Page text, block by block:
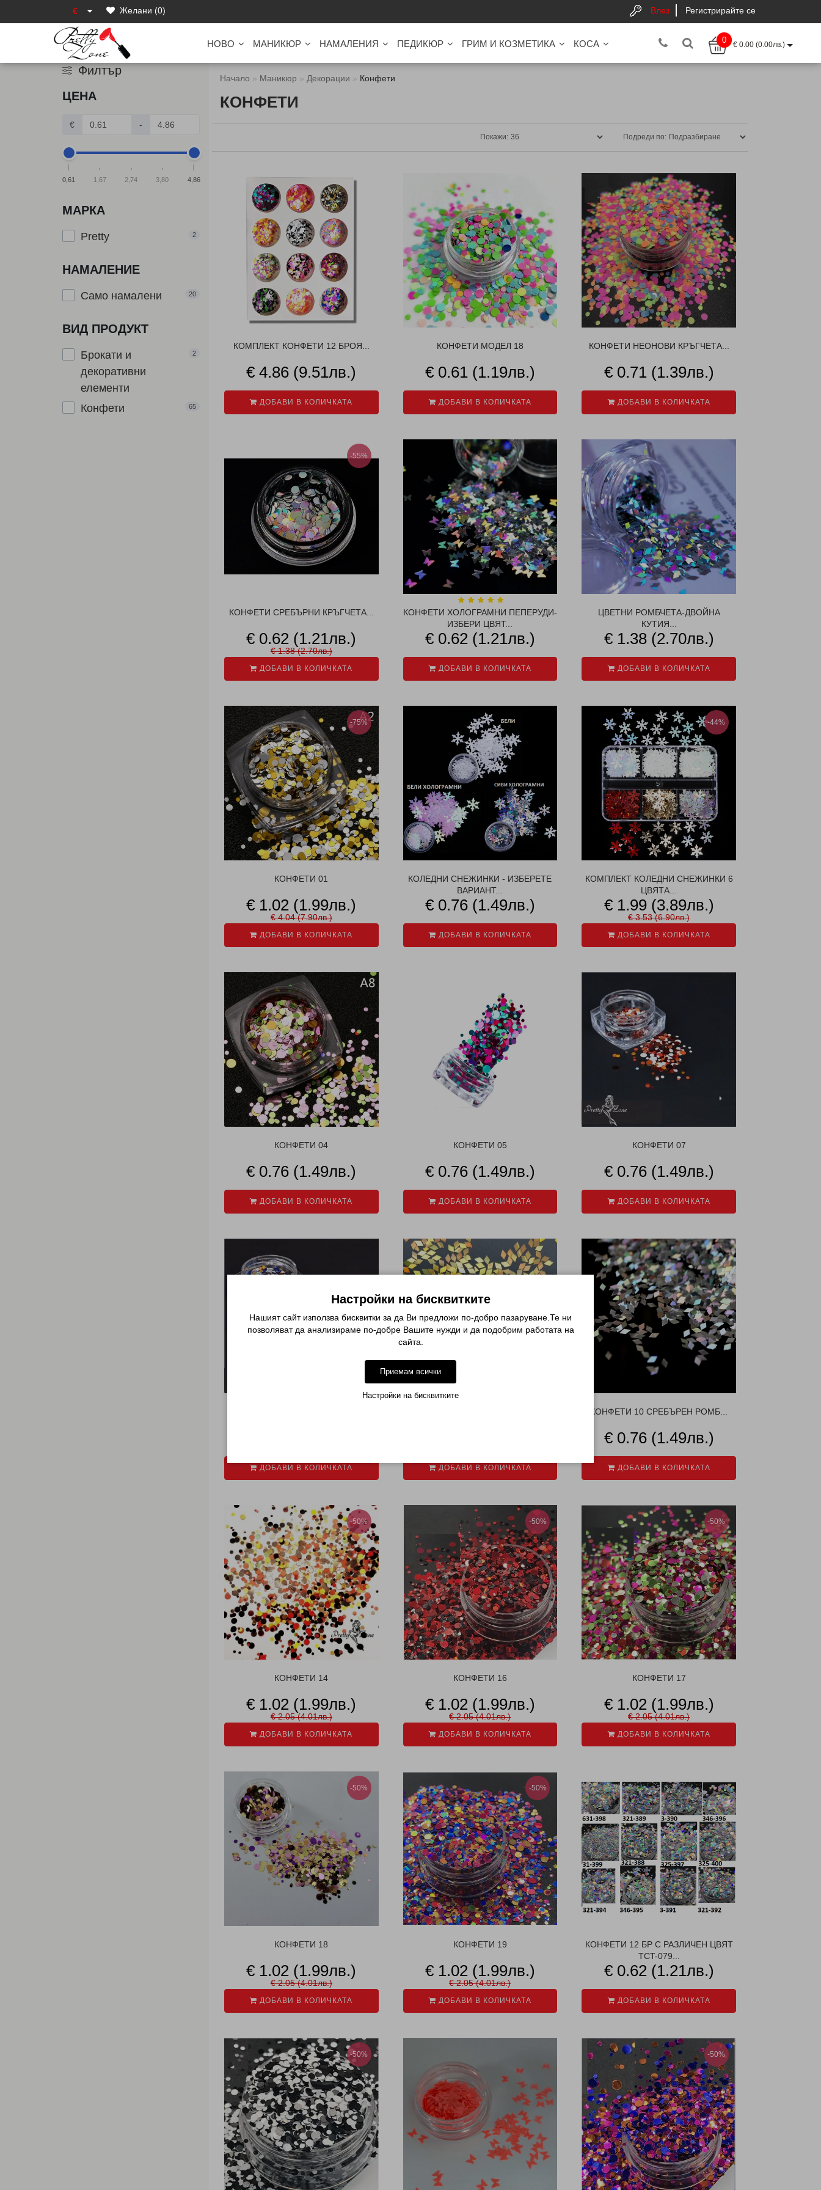
€ Желани (0) Влез Регистрирайте се
НОВО МАНИКЮР НАМАЛЕНИЯ ПЕДИКЮР ГРИМ И КОЗМЕТИКА КОСА 0
€ 0.00 (0.00лв.)
Филтър
ЦЕНА
€ -
0,61 1,67 2,74 3,80 4,86
МАРКА
Pretty 2
НАМАЛЕНИЕ
Само намалени 20
ВИД ПРОДУКТ
Брокати и
декоративни
елементи
2
Конфети 65
Начало Маникюр Декорации Конфети
КОНФЕТИ
Подреди по:
Покажи:
КОМПЛЕКТ КОНФЕТИ 12 БРОЯ...
€ 4.86 (9.51лв.)
ДОБАВИ В КОЛИЧКАТА
КОНФЕТИ МОДЕЛ 18
€ 0.61 (1.19лв.)
ДОБАВИ В КОЛИЧКАТА
КОНФЕТИ НЕОНОВИ КРЪГЧЕТА...
€ 0.71 (1.39лв.)
ДОБАВИ В КОЛИЧКАТА
-55%
КОНФЕТИ СРЕБЪРНИ КРЪГЧЕТА...
€ 0.62 (1.21лв.)
€ 1.38 (2.70лв.)
ДОБАВИ В КОЛИЧКАТА
КОНФЕТИ ХОЛОГРАМНИ ПЕПЕРУДИ-
ИЗБЕРИ ЦВЯТ...
€ 0.62 (1.21лв.)
ДОБАВИ В КОЛИЧКАТА
ЦВЕТНИ РОМБЧЕТА-ДВОЙНА
КУТИЯ...
€ 1.38 (2.70лв.)
ДОБАВИ В КОЛИЧКАТА
-75%
КОНФЕТИ 01
€ 1.02 (1.99лв.)
€ 4.04 (7.90лв.)
ДОБАВИ В КОЛИЧКАТА
КОЛЕДНИ СНЕЖИНКИ - ИЗБЕРЕТЕ
ВАРИАНТ...
€ 0.76 (1.49лв.)
ДОБАВИ В КОЛИЧКАТА
-44%
КОМПЛЕКТ КОЛЕДНИ СНЕЖИНКИ 6
ЦВЯТА...
€ 1.99 (3.89лв.)
€ 3.53 (6.90лв.)
ДОБАВИ В КОЛИЧКАТА
КОНФЕТИ 04
€ 0.76 (1.49лв.)
ДОБАВИ В КОЛИЧКАТА
КОНФЕТИ 05
€ 0.76 (1.49лв.)
ДОБАВИ В КОЛИЧКАТА
КОНФЕТИ 07
€ 0.76 (1.49лв.)
ДОБАВИ В КОЛИЧКАТА
ДОБАВИ В КОЛИЧКАТА ДОБАВИ В КОЛИЧКАТА
КОНФЕТИ 10 СРЕБЪРЕН РОМБ...
€ 0.76 (1.49лв.)
ДОБАВИ В КОЛИЧКАТА
-50%
КОНФЕТИ 14
€ 1.02 (1.99лв.)
€ 2.05 (4.01лв.)
ДОБАВИ В КОЛИЧКАТА
-50%
КОНФЕТИ 16
€ 1.02 (1.99лв.)
€ 2.05 (4.01лв.)
ДОБАВИ В КОЛИЧКАТА
-50%
КОНФЕТИ 17
€ 1.02 (1.99лв.)
€ 2.05 (4.01лв.)
ДОБАВИ В КОЛИЧКАТА
-50%
КОНФЕТИ 18
€ 1.02 (1.99лв.)
€ 2.05 (4.01лв.)
ДОБАВИ В КОЛИЧКАТА
-50%
КОНФЕТИ 19
€ 1.02 (1.99лв.)
€ 2.05 (4.01лв.)
ДОБАВИ В КОЛИЧКАТА
КОНФЕТИ 12 БР С РАЗЛИЧЕН ЦВЯТ
TCT-079...
€ 0.62 (1.21лв.)
ДОБАВИ В КОЛИЧКАТА
-50% -50%
Настройки на бисквитките
Нашият сайт използва бисквитки за да Ви предложи по-добро пазаруване.Те ни
позволяват да анализираме по-добре Вашите нужди и да подобрим работата на
сайта.
Приемам всички
Настройки на бисквитките